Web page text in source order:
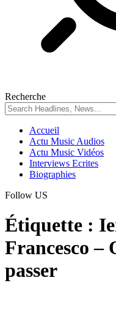
Recherche
Accueil
Actu Music Audios
Actu Music Vidéos
Interviews Ecrites
Biographies
Follow US
Étiquette :
Francesco –
passer